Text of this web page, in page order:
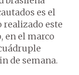
es el
este
en el marco
de semana.